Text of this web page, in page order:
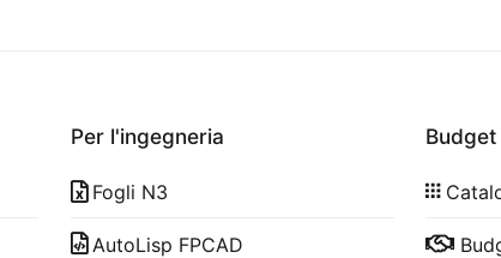
Per l'ingegneria
Fogli N3
AutoLisp FPCAD